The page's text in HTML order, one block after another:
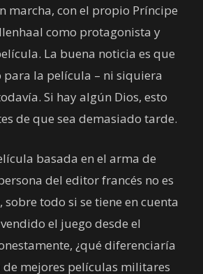
marcha, con el propio Príncipe
como protagonista y
La buena noticia es que
la película – ni siquiera
Si hay algún Dios, esto
de que sea demasiado tarde.
basada en el arma de
del editor francés no es
todo si se tiene en cuenta
el juego desde el
¿qué diferenciaría
de mejores películas militares